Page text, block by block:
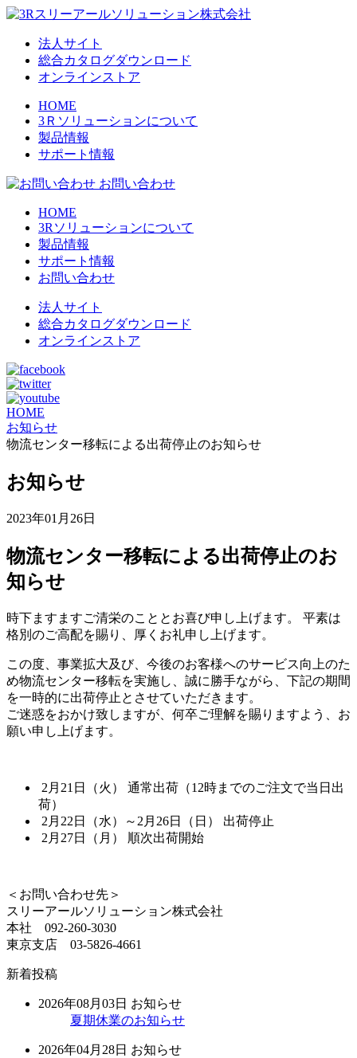
法人サイト
総合カタログダウンロード
オンラインストア
HOME
3Ｒソリューションについて
製品情報
サポート情報
お問い合わせ
HOME
3Rソリューションについて
製品情報
サポート情報
お問い合わせ
法人サイト
総合カタログダウンロード
オンラインストア
HOME
お知らせ
物流センター移転による出荷停止のお知らせ
お知らせ
2023年01月26日
物流センター移転による出荷停止のお
知らせ
時下ますますご清栄のこととお喜び申し上げます。 平素は
格別のご高配を賜り、厚くお礼申し上げます。
この度、事業拡大及び、今後のお客様へのサービス向上のた
め物流センター移転を実施し、誠に勝手ながら、下記の期間
を一時的に出荷停止とさせていただきます。
ご迷惑をおかけ致しますが、何卒ご理解を賜りますよう、お
願い申し上げます。
2月21日（火） 通常出荷（12時までのご注文で当日出
荷）
2月22日（水）～2月26日（日） 出荷停止
2月27日（月） 順次出荷開始
＜お問い合わせ先＞
スリーアールソリューション株式会社
本社 092-260-3030
東京支店 03-5826-4661
新着投稿
2026年08月03日 お知らせ
夏期休業のお知らせ
2026年04月28日 お知らせ